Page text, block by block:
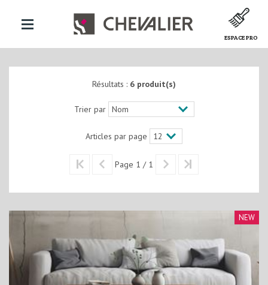
ESPACE PRO
Résultats : 6 produit(s)
Trier par
Articles par page
Page 1 / 1
NEW